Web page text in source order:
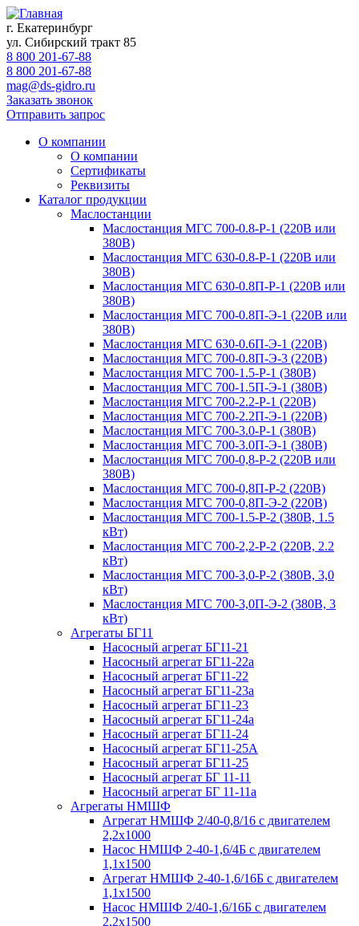
г. Екатеринбург
ул. Сибирский тракт 85
8 800 201-67-88
8 800 201-67-88
mag@ds-gidro.ru
Заказать звонок
Отправить запрос
О компании
О компании
Сертификаты
Реквизиты
Каталог продукции
Маслостанции
Маслостанция МГС 700-0.8-Р-1 (220В или
380В)
Маслостанция МГС 630-0.8-Р-1 (220В или
380В)
Маслостанция МГС 630-0.8П-Р-1 (220В или
380В)
Маслостанция МГС 700-0.8П-Э-1 (220В или
380В)
Маслостанция МГС 630-0.6П-Э-1 (220В)
Маслостанция МГС 700-0.8П-Э-3 (220В)
Маслостанция МГС 700-1.5-Р-1 (380В)
Маслостанция МГС 700-1.5П-Э-1 (380В)
Маслостанция МГС 700-2.2-Р-1 (220В)
Маслостанция МГС 700-2.2П-Э-1 (220В)
Маслостанция МГС 700-3.0-Р-1 (380В)
Маслостанция МГС 700-3.0П-Э-1 (380В)
Маслостанция МГС 700-0,8-Р-2 (220В или
380В)
Маслостанция МГС 700-0,8П-Р-2 (220В)
Маслостанция МГС 700-0,8П-Э-2 (220В)
Маслостанция МГС 700-1.5-Р-2 (380В, 1.5
кВт)
Маслостанция МГС 700-2,2-Р-2 (220В, 2.2
кВт)
Маслостанция МГС 700-3,0-Р-2 (380В, 3,0
кВт)
Маслостанция МГС 700-3,0П-Э-2 (380В, 3
кВт)
Агрегаты БГ11
Насосный агрегат БГ11-21
Насосный агрегат БГ11-22а
Насосный агрегат БГ11-22
Насосный агрегат БГ11-23а
Насосный агрегат БГ11-23
Насосный агрегат БГ11-24а
Насосный агрегат БГ11-24
Насосный агрегат БГ11-25А
Насосный агрегат БГ11-25
Насосный агрегат БГ 11-11
Насосный агрегат БГ 11-11а
Агрегаты НМШФ
Агрегат НМШФ 2/40-0,8/16 с двигателем
2,2х1000
Насос НМШФ 2-40-1,6/4Б с двигателем
1,1х1500
Агрегат НМШФ 2-40-1,6/16Б с двигателем
1,1х1500
Насос НМШФ 2/40-1,6/16Б с двигателем
2,2х1500